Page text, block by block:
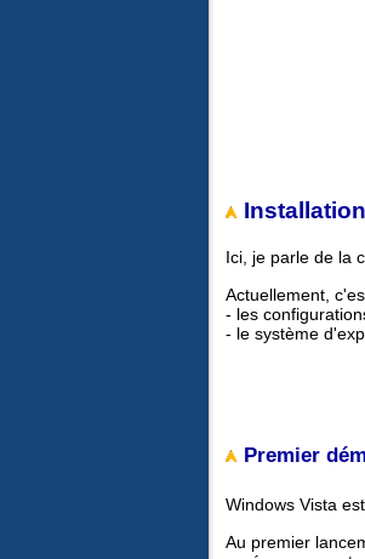
Ici, je parle de la
Actuellement,
- les
- le système
Premier
Windows Vista
Au premier